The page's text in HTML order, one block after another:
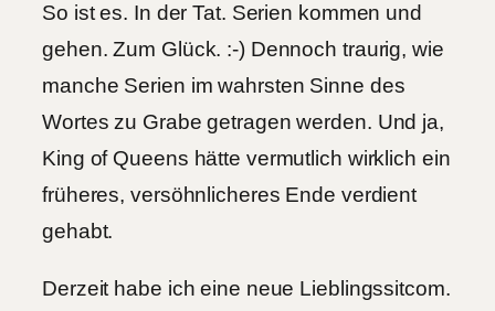
So ist es. In der Tat. Serien kommen und
gehen. Zum Glück. :-) Dennoch traurig, wie
manche Serien im wahrsten Sinne des
Wortes zu Grabe getragen werden. Und ja,
King of Queens hätte vermutlich wirklich ein
früheres, versöhnlicheres Ende verdient
gehabt.
Derzeit habe ich eine neue Lieblingssitcom.